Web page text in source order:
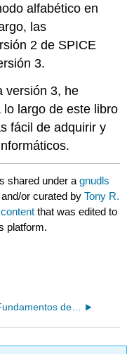
alfabético en
las
2 de SPICE
3.
versión 3, he
largo de este libro
fácil de adquirir y
shared under agnudls
or curated byTony R.
that was edited to
platform.
7.3: Fundamentos de la programación SPICE